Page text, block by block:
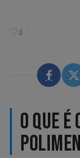
4
O QUE